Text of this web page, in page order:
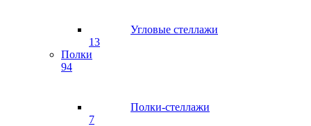
Угловые стеллажи
13
Полки
94
Полки-стеллажи
7